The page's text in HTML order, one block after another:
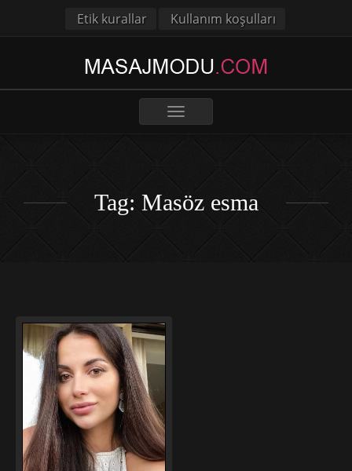
Etik kurallar Kullanım koşulları
Toggle
Tag: Masöz esma